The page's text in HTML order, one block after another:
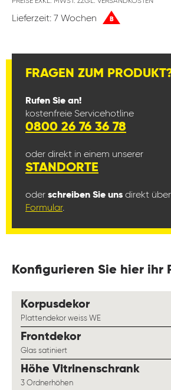
PREISE EXKL. MWST. ZZGL. VERSANDKOSTEN
Lieferzeit: 7 Wochen B
FRAGEN ZUM
Rufen Sie an!
kostenfreie Servicehotline
0800 26 76 36 78
oder direkt in einem unserer
STANDORTE
oder schreiben Sie uns direkt
Formular.
Konfigurieren Sie hier ihr
Korpusdekorauswählen
Plattendekor weiss WE
Frontdekorauswählen
Glas satiniert
Höhe Vitrinenschrank
3 Ordnerhöhen